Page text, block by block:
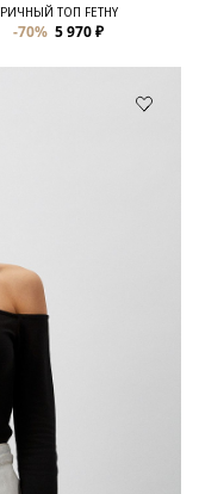
ТОП FETHY
-70% 5 970 ₽